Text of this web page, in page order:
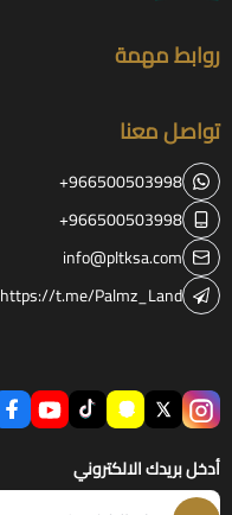
روابط مهمة
تواصل معنا
+966500503998
+966500503998
info@pltksa.com
https://t.me/Palmz_Land
أدخل بريدك الالكتروني